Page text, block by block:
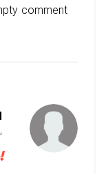
comment